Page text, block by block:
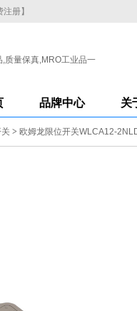
注册】
品牌中心 关
> 欧姆龙限位开关WLCA12-